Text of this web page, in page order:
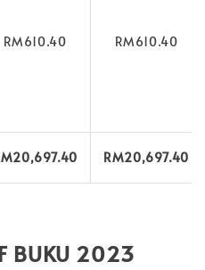
RM610.40 RM610.40
RM20,697.40
BUKU 2023